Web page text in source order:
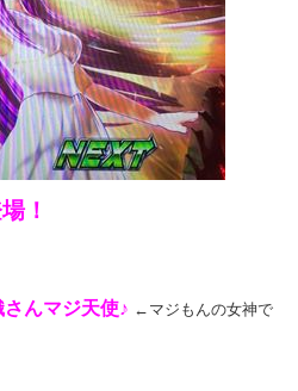
！
んマジ天使♪ ←マジもんの女神で